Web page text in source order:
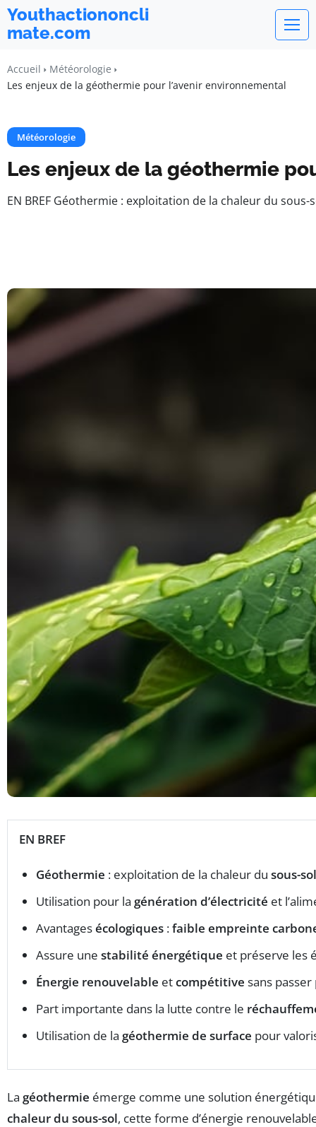
Youthactiononcli
mate.com
Accueil
Météorologie
Les enjeux de la géothermie pour l’avenir environnemental
Météorologie
Les enjeux de la géothermie
EN BREF Géothermie : exploitation de la chaleur du
EN BREF
Géothermie : exploitation de la chaleur du sous-sol
Utilisation pour la génération d’électricité et
Avantagesécologiques :faible empreinte
Assure une stabilité énergétique et préserve les
Énergie renouvelable etcompétitive sans
Part importante dans la lutte contre le
Utilisation de la géothermie de surface pour
La géothermie émerge comme une solution
chaleur du sous-sol, cette forme d’énergie